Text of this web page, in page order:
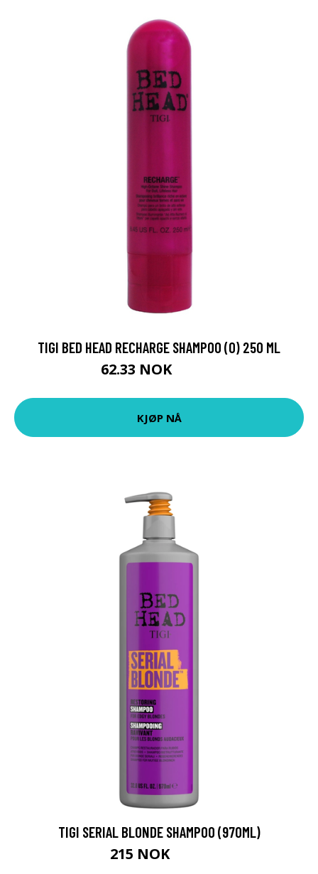
TIGI BED HEAD RECHARGE SHAMPOO (O) 250 ML
62.33 NOK
KJØP NÅ
TIGI SERIAL BLONDE SHAMPOO (970ML)
215 NOK